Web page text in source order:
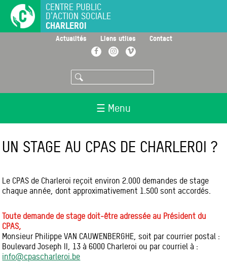
principal
CENTRE PUBLIC
D'ACTION SOCIALE
CHARLEROI
Actualités Liens utiles Contact
FacebookInstagramVimeo
Rechercher
☰ Menu
UN STAGE AU CPAS DE CHARLEROI ?
Le CPAS de Charleroi reçoit environ 2.000 demandes de stage
chaque année, dont approximativement 1.500 sont accordés.
Toute demande de stage doit-être adressée au Président du
CPAS,
Monsieur Philippe VAN CAUWENBERGHE, soit par courrier postal :
Boulevard Joseph II, 13 à 6000 Charleroi ou par courriel à :
info@cpascharleroi.be